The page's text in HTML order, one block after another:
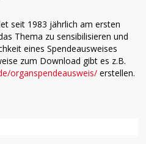
seit 1983 jährlich am ersten
Thema zu sensibilisieren und
eines Spendeausweises
zum Download gibt es z.B.
organspendeausweis/ erstellen.